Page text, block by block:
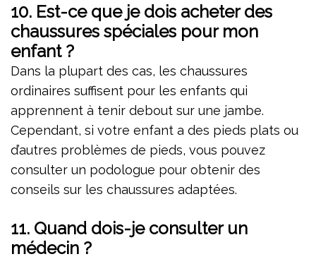
10. Est-ce que je dois acheter des
chaussures spéciales pour mon
enfant ?
Dans la plupart des cas, les chaussures
ordinaires suffisent pour les enfants qui
apprennent à tenir debout sur une jambe.
Cependant, si votre enfant a des pieds plats ou
d’autres problèmes de pieds, vous pouvez
consulter un podologue pour obtenir des
conseils sur les chaussures adaptées.
11. Quand dois-je consulter un
médecin ?